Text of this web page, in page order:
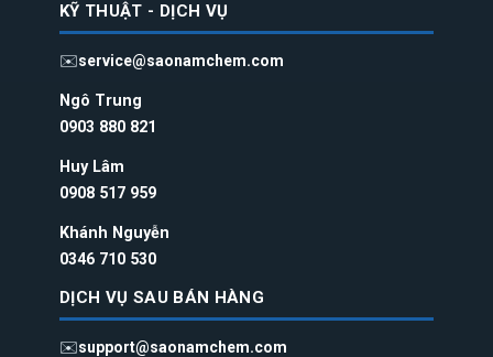
KỸ THUẬT - DỊCH VỤ
✉️service@saonamchem.com
Ngô Trung
0903 880 821
Huy Lâm
0908 517 959
Khánh Nguyễn
0346 710 530
DỊCH VỤ SAU BÁN HÀNG
✉️support@saonamchem.com